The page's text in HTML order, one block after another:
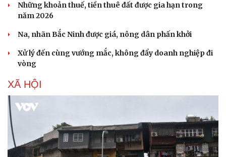
Những khoản thuế, tiền thuê đất được gia hạn trong
năm 2026
Na, nhãn Bắc Ninh được giá, nông dân phấn khởi
Xử lý đến cùng vướng mắc, không đẩy doanh nghiệp đi
vòng
XÃ HỘI